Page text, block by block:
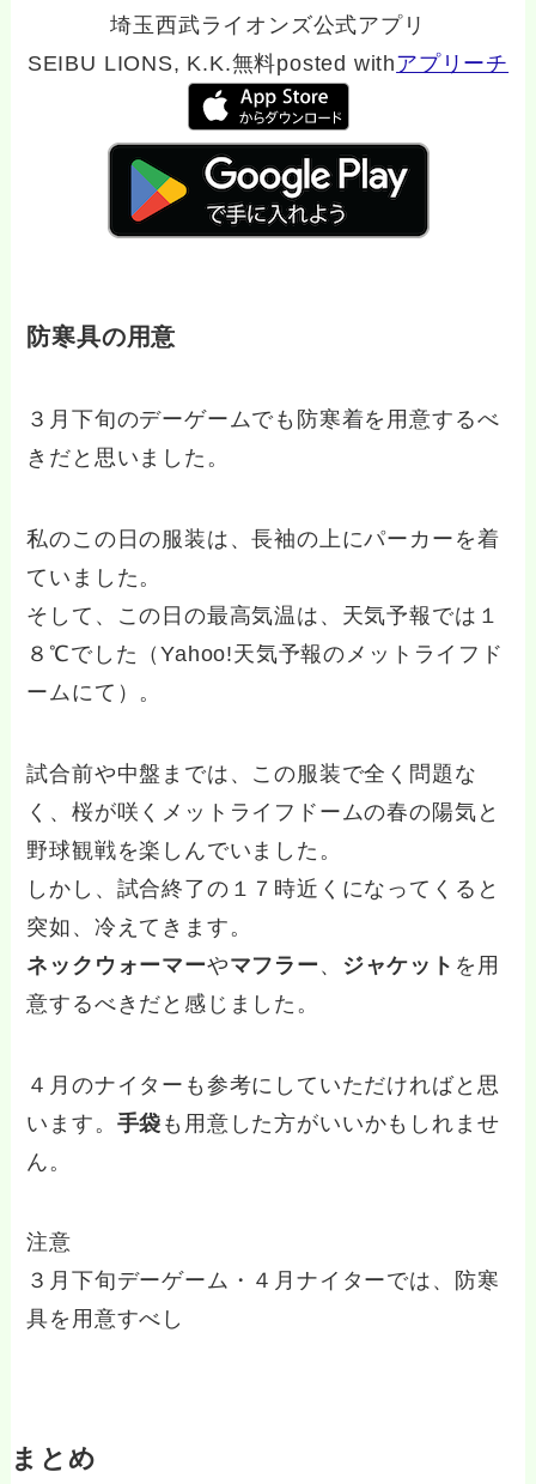
埼玉西武ライオンズ公式アプリ
SEIBU LIONS, K.K.無料posted withアプリーチ
防寒具の用意
３月下旬のデーゲームでも防寒着を用意するべ
きだと思いました。
私のこの日の服装は、長袖の上にパーカーを着
ていました。
そして、この日の最高気温は、天気予報では１
８℃でした（Yahoo!天気予報のメットライフド
ームにて）。
試合前や中盤までは、この服装で全く問題な
く、桜が咲くメットライフドームの春の陽気と
野球観戦を楽しんでいました。
しかし、試合終了の１７時近くになってくると
突如、冷えてきます。
ネックウォーマーやマフラー 、 ジャケット を用
意するべきだと感じました。
４月のナイターも参考にしていただければと思
います。 手袋 も用意した方がいいかもしれませ
ん。
注意
３月下旬デーゲーム・４月ナイターでは、防寒
具を用意すべし
まとめ